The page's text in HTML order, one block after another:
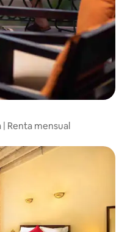
| Renta mensual